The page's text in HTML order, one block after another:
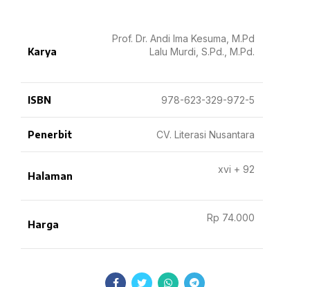
Karya
Prof. Dr. Andi Ima Kesuma, M.Pd
Lalu Murdi, S.Pd., M.Pd.
ISBN 978-623-329-972-5
Penerbit CV. Literasi Nusantara
Halaman
xvi + 92
Harga
Rp 74.000